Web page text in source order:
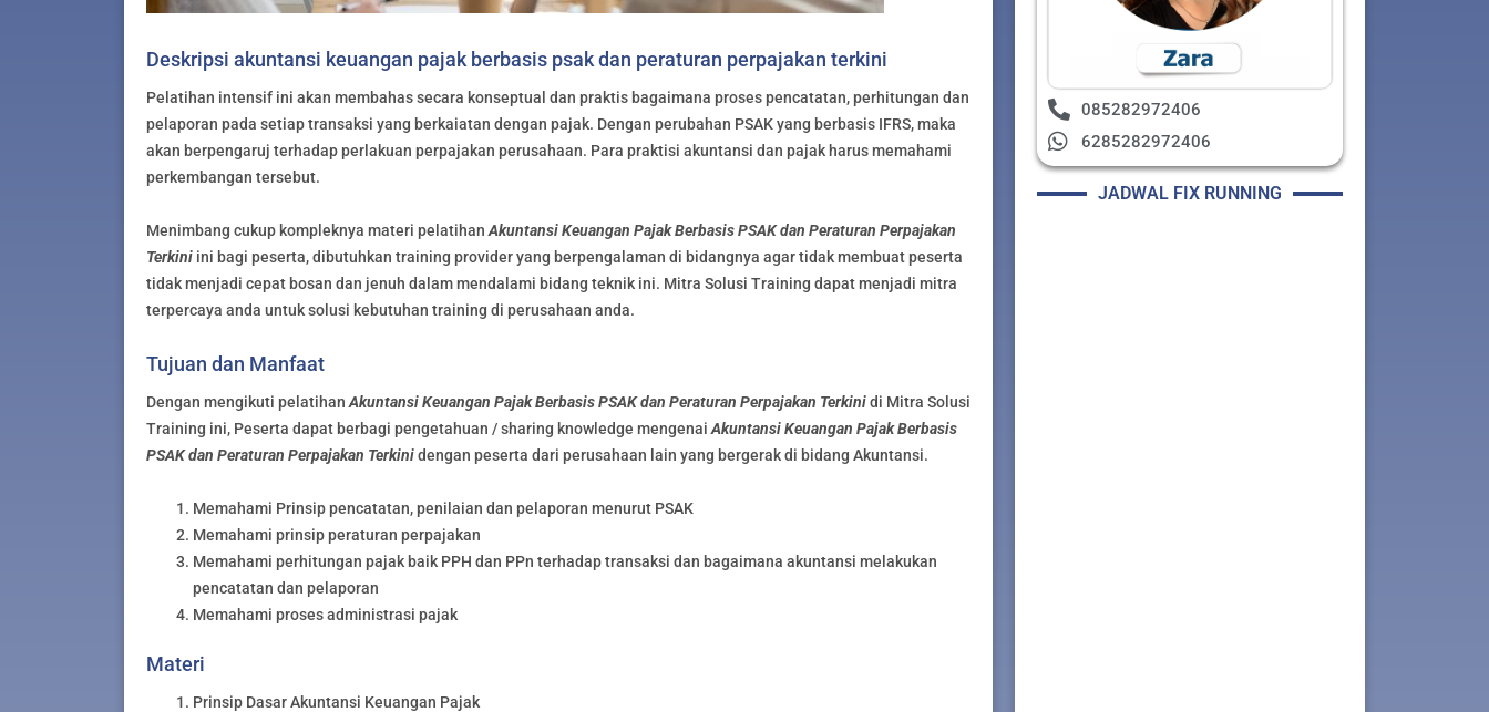
Deskripsi akuntansi keuangan pajak berbasis psak dan peraturan perpajakan terkini
Pelatihan intensif ini akan membahas secara konseptual dan praktis bagaimana proses pencatatan, perhitungan dan
pelaporan pada setiap transaksi yang berkaiatan dengan pajak. Dengan perubahan PSAK yang berbasis IFRS, maka
akan berpengaruj terhadap perlakuan perpajakan perusahaan. Para praktisi akuntansi dan pajak harus memahami
perkembangan tersebut.
Menimbang cukup kompleknya materi pelatihan Akuntansi Keuangan Pajak Berbasis PSAK dan Peraturan Perpajakan
Terkini ini bagi peserta, dibutuhkan training provider yang berpengalaman di bidangnya agar tidak membuat peserta
tidak menjadi cepat bosan dan jenuh dalam mendalami bidang teknik ini. Mitra Solusi Training dapat menjadi mitra
terpercaya anda untuk solusi kebutuhan training di perusahaan anda.
Tujuan dan Manfaat
Dengan mengikuti pelatihan Akuntansi Keuangan Pajak Berbasis PSAK dan Peraturan Perpajakan Terkinidi Mitra Solusi
Training ini, Peserta dapat berbagi pengetahuan / sharing knowledge mengenai Akuntansi Keuangan Pajak Berbasis
PSAK dan Peraturan Perpajakan Terkinidengan peserta dari perusahaan lain yang bergerak di bidang Akuntansi.
Memahami Prinsip pencatatan, penilaian dan pelaporan menurut PSAK
Memahami prinsip peraturan perpajakan
Memahami perhitungan pajak baik PPH dan PPn terhadap transaksi dan bagaimana akuntansi melakukan
pencatatan dan pelaporan
Memahami proses administrasi pajak
Materi
Prinsip Dasar Akuntansi Keuangan Pajak
085282972406
6285282972406
JADWAL FIX RUNNING